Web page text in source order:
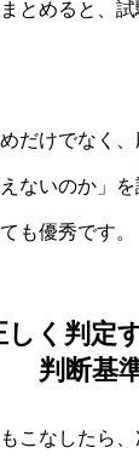
とめると、
だけでなく
ないのか」
も優秀です。
しく判定
判断基
こなしたら